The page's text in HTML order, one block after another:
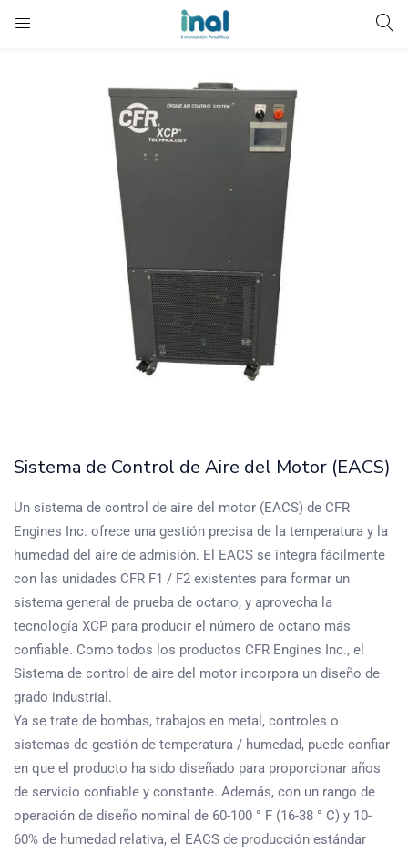
Sistema de Control de Aire del Motor (EACS)
Un sistema de control de aire del motor (EACS) de CFR
Engines Inc. ofrece una gestión precisa de la temperatura y la
humedad del aire de admisión. El EACS se integra fácilmente
con las unidades CFR F1 / F2 existentes para formar un
sistema general de prueba de octano, y aprovecha la
tecnología XCP para producir el número de octano más
confiable. Como todos los productos CFR Engines Inc., el
Sistema de control de aire del motor incorpora un diseño de
grado industrial.
Ya se trate de bombas, trabajos en metal, controles o
sistemas de gestión de temperatura / humedad, puede confiar
en que el producto ha sido diseñado para proporcionar años
de servicio confiable y constante. Además, con un rango de
operación de diseño nominal de 60-100 ° F (16-38 ° C) y 10-
60% de humedad relativa, el EACS de producción estándar